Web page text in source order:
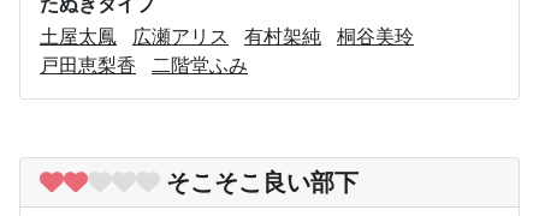
土屋太鳳
広瀬アリス 有村架純
桐谷美玲
戸田恵梨香
二階堂ふみ
そこそこ良い部下